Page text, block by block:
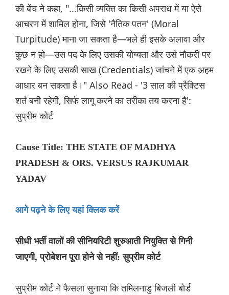
की बेंच ने कहा, "...किसी व्यक्ति का किसी अपराध में या ऐसे
आचरण में शामिल होना, जिसे 'नैतिक पतन' (Moral
Turpitude) माना जा सकता है—भले ही इसके अलावा और
कुछ न हो—उस पद के लिए उसकी योग्यता और उसे नौकरी पर
रखने के लिए उसकी साख (Credentials) जांचने में एक अहम
आधार बन सकता है।" Also Read - '3 साल की प्रैक्टिस
शर्त बनी रहेगी, सिर्फ लागू करने का तरीका तय करना है':
सुप्रीम कोर्ट
Cause Title: THE STATE OF MADHYA
PRADESH & ORS. VERSUS RAJKUMAR
YADAV
आगे पढ़ने के लिए यहां क्लिक करें
सीधी भर्ती वालों की सीनियरिटी शुरुआती नियुक्ति से गिनी
जाएगी, प्रोबेशन पूरा होने से नहीं: सुप्रीम कोर्ट
सुप्रीम कोर्ट ने फैसला सुनाया कि तमिलनाडु बिजली बोर्ड